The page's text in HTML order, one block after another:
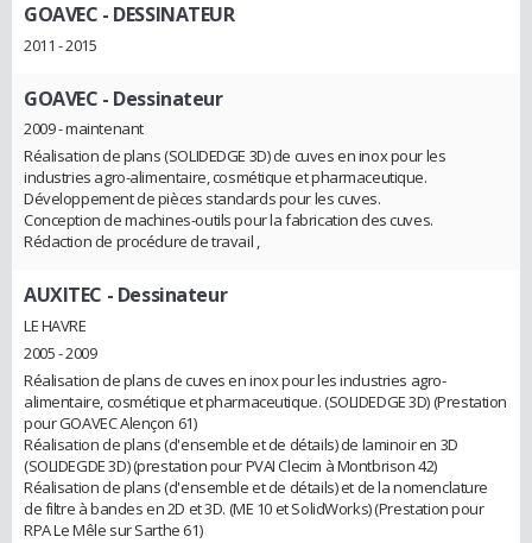
GOAVEC - DESSINATEUR
2011 - 2015
GOAVEC - Dessinateur
2009 - maintenant
Réalisation de plans (SOLIDEDGE 3D) de cuves en inox pour les
industries agro-alimentaire, cosmétique et pharmaceutique.
Développement de pièces standards pour les cuves.
Conception de machines-outils pour la fabrication des cuves.
Rédaction de procédure de travail ,
AUXITEC - Dessinateur
LE HAVRE
2005 - 2009
Réalisation de plans de cuves en inox pour les industries agro-
alimentaire, cosmétique et pharmaceutique. (SOLIDEDGE 3D) (Prestation
pour GOAVEC Alençon 61)
Réalisation de plans (d'ensemble et de détails) de laminoir en 3D
(SOLIDEGDE 3D) (prestation pour PVAI Clecim à Montbrison 42)
Réalisation de plans (d'ensemble et de détails) et de la nomenclature
de filtre à bandes en 2D et 3D. (ME 10 et SolidWorks) (Prestation pour
RPA Le Mêle sur Sarthe 61)